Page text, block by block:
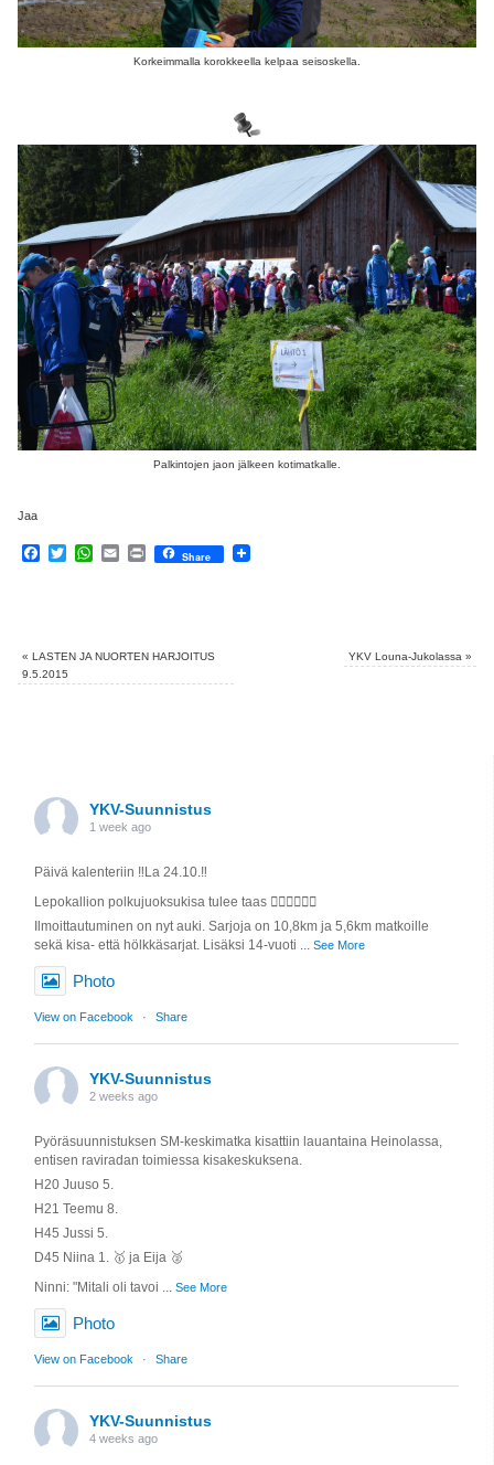
Korkeimmalla korokkeella kelpaa seisoskella.
Palkintojen jaon jälkeen kotimatkalle.
Jaa
Facebook
TwitterWhatsApp
EmailPrintShare
« LASTEN JA NUORTEN HARJOITUS
9.5.2015
YKV Louna-Jukolassa »
YKV-Suunnistus
1 week ago
Päivä kalenteriin ‼️La 24.10.‼️
Lepokallion polkujuoksukisa tulee taas 🏃🏼‍♀️🏃🏼‍♂️
Ilmoittautuminen on nyt auki. Sarjoja on 10,8km ja 5,6km matkoille
sekä kisa- että hölkkäsarjat. Lisäksi 14-vuoti ... See More
Photo
View on Facebook · Share
YKV-Suunnistus
2 weeks ago
Pyöräsuunnistuksen SM-keskimatka kisattiin lauantaina Heinolassa,
entisen raviradan toimiessa kisakeskuksena.
H20 Juuso 5.
H21 Teemu 8.
H45 Jussi 5.
D45 Niina 1. 🥇 ja Eija 🥈
Ninni: "Mitali oli tavoi ... See More
Photo
View on Facebook · Share
YKV-Suunnistus
4 weeks ago